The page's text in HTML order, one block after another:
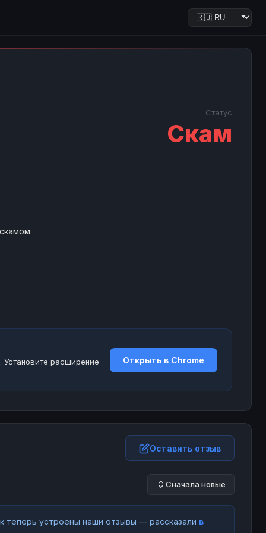
Статус
Скам
Установите расширение
Открыть в Chrome
Оставить отзыв
Сначала новые
теперь устроены наши отзывы — рассказали в